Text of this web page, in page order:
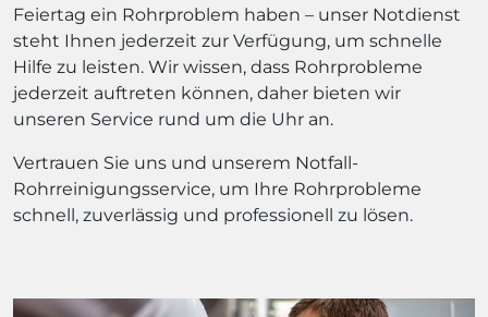
Feiertag ein Rohrproblem haben – unser Notdienst
steht Ihnen jederzeit zur Verfügung, um schnelle
Hilfe zu leisten. Wir wissen, dass Rohrprobleme
jederzeit auftreten können, daher bieten wir
unseren Service rund um die Uhr an.
Vertrauen Sie uns und unserem Notfall-
Rohrreinigungsservice, um Ihre Rohrprobleme
schnell, zuverlässig und professionell zu lösen.